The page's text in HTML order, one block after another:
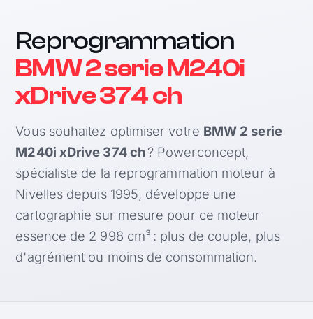
Reprogrammation
BMW 2 serie M240i
xDrive 374 ch
Vous souhaitez optimiser votre BMW 2 serie
M240i xDrive 374 ch? Powerconcept,
spécialiste de la reprogrammation moteur à
Nivelles depuis 1995, développe une
cartographie sur mesure pour ce moteur
essence de 2 998 cm³ : plus de couple, plus
d'agrément ou moins de consommation.